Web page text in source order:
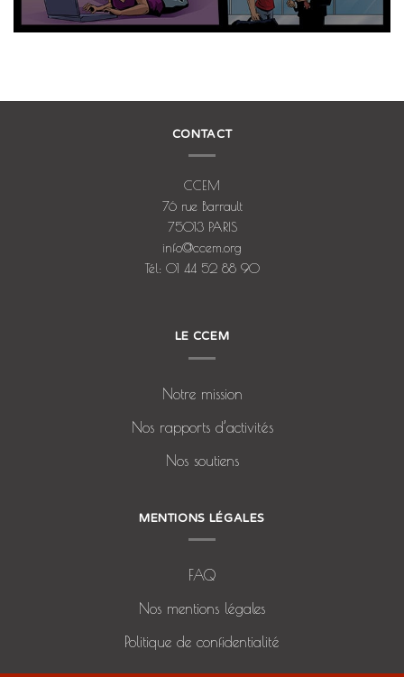
CONTACT
CCEM
76 rue Barrault
75013 PARIS
info@ccem.org
Tél: 01 44 52 88 90
LE CCEM
Notre mission
Nos rapports d’activités
Nos soutiens
MENTIONS LÉGALES
FAQ
Nos mentions légales
Politique de confidentialité